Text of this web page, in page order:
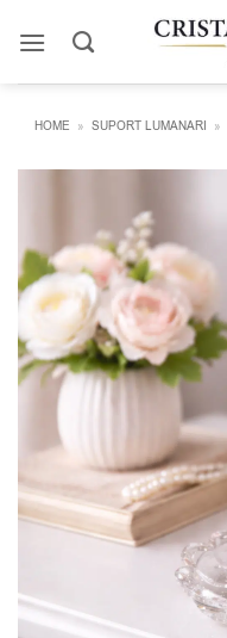
HOME » SUPORT LUMANARI »